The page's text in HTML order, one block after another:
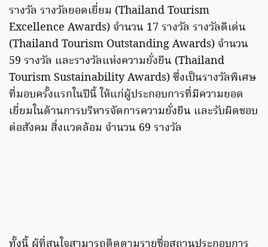
รางวัล รางวัลยอดเยี่ยม (Thailand Tourism
Excellence Awards) จำนวน 17 รางวัล รางวัลดีเด่น
(Thailand Tourism Outstanding Awards) จำนวน
59 รางวัล และรางวัลแห่งความยั่งยืน (Thailand
Tourism Sustainability Awards) ซึ่งเป็นรางวัลพิเศษ
ที่มอบครั้งแรกในปีนี้ ให้แก่ผู้ประกอบการที่มีความยอด
เยี่ยมในด้านการบริหารจัดการความยั่งยืน และรับผิดชอบ
ต่อสังคม สิ่งแวดล้อม จำนวน 69 รางวัล